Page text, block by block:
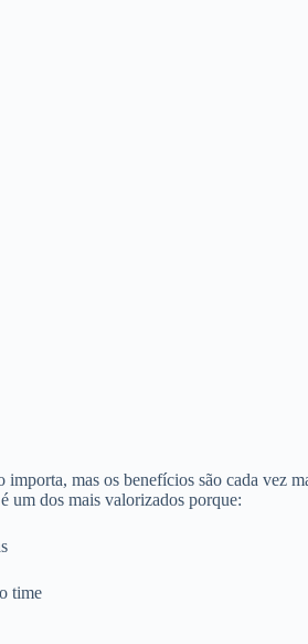
mas os benefícios são cada vez
um dos mais valorizados porque:
time